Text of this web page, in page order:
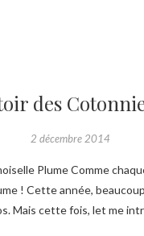
des
2 décembre 2014
! Cette année,
Mais cette fois, let me